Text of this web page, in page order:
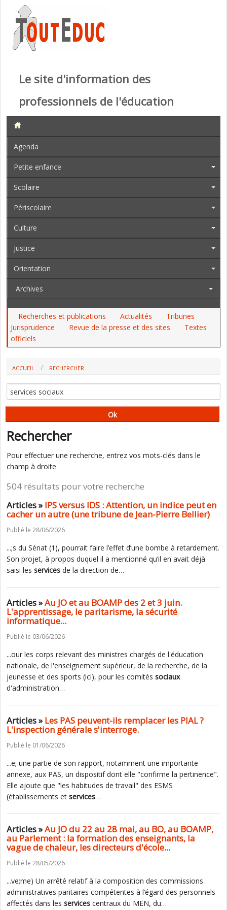
Le site d'information des
professionnels de l'éducation
Agenda
Petite enfance
Scolaire
Périscolaire
Culture
Justice
Orientation
Archives
Recherches et publications Actualités
Tribunes
Jurisprudence
Revue de la presse et des sites
Textes
officiels
ACCUEIL RECHERCHER
Rechercher
Pour effectuer une recherche, entrez vos mots-clés dans le
champ à droite
504 résultats pour votre recherche
Articles »IPS versus IDS : Attention, un indice peut en
cacher un autre (une tribune de Jean-Pierre Bellier)
Publié le 28/06/2026
...;s du Sénat (1), pourrait faire l’effet d’une bombe à retardement.
Son projet, à propos duquel il a mentionné qu’il en avait déjà
saisi les services de la direction de…
Articles »Au JO et au BOAMP des 2 et 3 juin.
L'apprentissage, le paritarisme, la sécurité
informatique...
Publié le 03/06/2026
...our les corps relevant des ministres chargés de l'éducation
nationale, de l'enseignement supérieur, de la recherche, de la
jeunesse et des sports (ici), pour les comités sociaux
d'administration…
Articles »Les PAS peuvent-ils remplacer les PIAL ?
L'inspection générale s'interroge.
Publié le 01/06/2026
...e; une partie de son rapport, notamment une importante
annexe, aux PAS, un dispositif dont elle "confirme la pertinence".
Elle ajoute que "les habitudes de travail" des ESMS
(établissements et services…
Articles »Au JO du 22 au 28 mai, au BO, au BOAMP,
au Parlement : la formation des enseignants, la
vague de chaleur, les directeurs d'école...
Publié le 28/05/2026
...ve;me) Un arrêté relatif à la composition des commissions
administratives paritaires compétentes à l’égard des personnels
affectés dans les services centraux du MEN, du…